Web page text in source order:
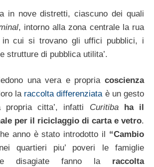
in nove distretti, ciascuno dei quali
, intorno alla zona centrale la rua
in cui si trovano gli uffici pubblici, i
strutture di pubblica utilita’.
una vera e propria coscienza
la raccolta differenziata è un gesto
propria citta’, infatti Curitiba
ha il
per il riciclaggio di carta e vetro.
anno è stato introdotto il “Cambio
quartieri piu’ poveri le famiglie
disagiate fanno la raccolta